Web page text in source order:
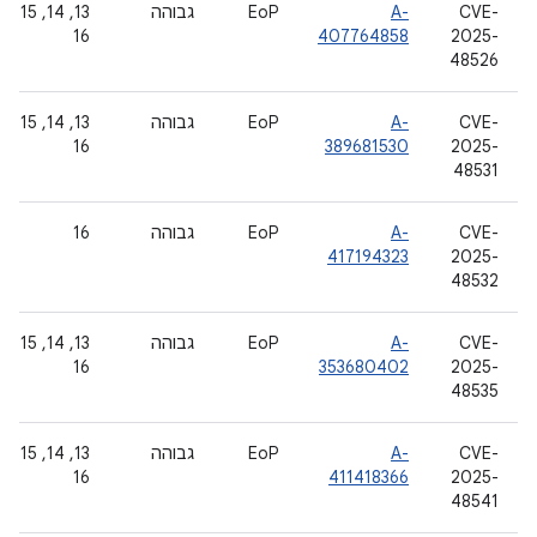
CVE-
2025-
48526
A-
407764858
EoP גבוהה
16
CVE-
2025-
48531
A-
389681530
EoP גבוהה
16
CVE-
2025-
48532
A-
417194323
EoP גבוהה 16
CVE-
2025-
48535
A-
353680402
EoP גבוהה
16
CVE-
2025-
48541
A-
411418366
EoP גבוהה
16